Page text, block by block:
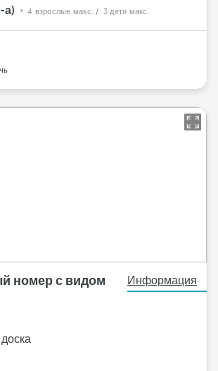
а) 4 взрослые макс. / 3 дети макс.
номер с видом
Информация